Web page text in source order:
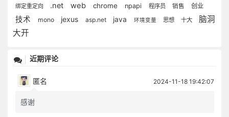
绑定重定向 .net web chrome npapi 程序员 销售 创业
技术 mono jexus asp.net java 环境变量 思想 十大
脑洞
大开
近期评论
匿名 2024-11-18 19:42:07
感谢